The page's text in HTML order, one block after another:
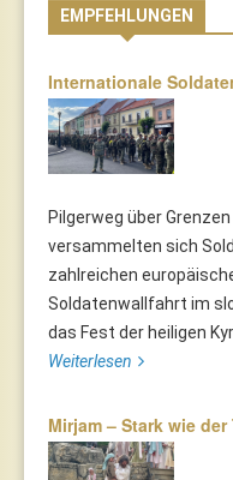
EMPFEHLUNGEN
Internationale
Pilgerweg über
versammelten sich
zahlreichen
Soldatenwallfahrt im
das Fest der heiligen
Weiterlesen
Mirjam – Stark wie